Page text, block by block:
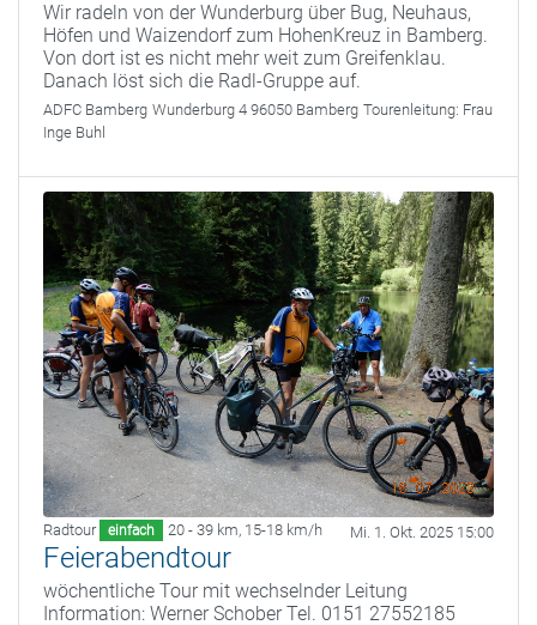
Wir radeln von der Wunderburg über Bug, Neuhaus,
Höfen und Waizendorf zum HohenKreuz in Bamberg.
Von dort ist es nicht mehr weit zum Greifenklau.
Danach löst sich die Radl-Gruppe auf.
ADFC Bamberg Wunderburg 4 96050 Bamberg Tourenleitung: Frau
Inge Buhl
Radtour einfach 20 - 39 km, 15-18 km/h Mi. 1. Okt. 2025 15:00
Feierabendtour
wöchentliche Tour mit wechselnder Leitung
Information: Werner Schober Tel. 0151 27552185